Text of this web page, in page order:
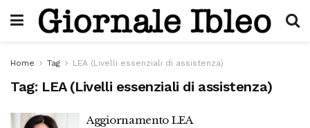
Home Tag LEA (Livelli essenziali di assistenza)
Tag: LEA (Livelli essenziali di assistenza)
Aggiornamento LEA